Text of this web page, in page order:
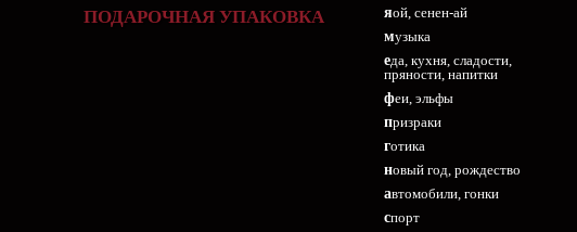
ПОДАРОЧНАЯ УПАКОВКА
яой, сенен-ай
музыка
еда, кухня, сладости,
пряности, напитки
феи, эльфы
призраки
готика
новый год, рождество
автомобили, гонки
спорт